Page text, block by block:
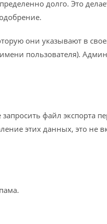
долго. Это
они указывают в
пользователя).
файл экспорта
этих данных, это не